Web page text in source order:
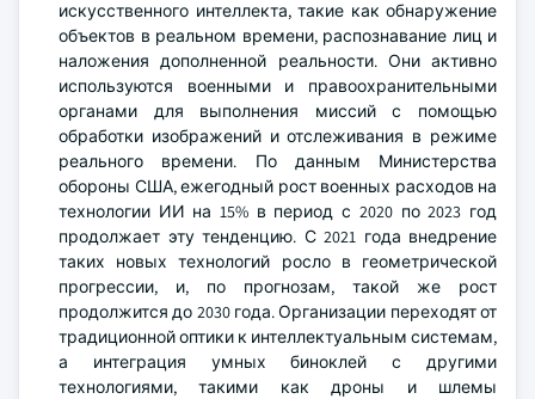
искусственного интеллекта, такие как обнаружение
объектов в реальном времени, распознавание лиц и
наложения дополненной реальности. Они активно
используются военными и правоохранительными
органами для выполнения миссий с помощью
обработки изображений и отслеживания в режиме
реального времени. По данным Министерства
обороны США, ежегодный рост военных расходов на
технологии ИИ на 15% в период с 2020 по 2023 год
продолжает эту тенденцию. С 2021 года внедрение
таких новых технологий росло в геометрической
прогрессии, и, по прогнозам, такой же рост
продолжится до 2030 года. Организации переходят от
традиционной оптики к интеллектуальным системам,
а интеграция умных биноклей с другими
технологиями, такими как дроны и шлемы